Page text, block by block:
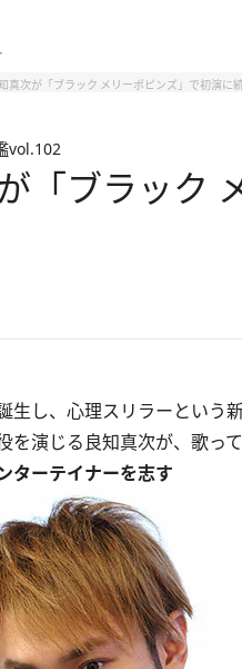
真次が「ブラック メリーポピンズ」で初演に
vol.102
「ブラック
生し、心理スリラーという
を演じる良知真次が、歌っ
ターテイナーを志す